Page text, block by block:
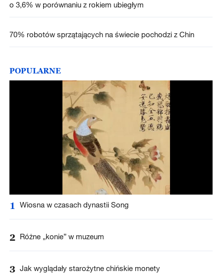
o 3,6% w porównaniu z rokiem ubiegłym
70% robotów sprzątających na świecie pochodzi z Chin
POPULARNE
1 Wiosna w czasach dynastii Song
2 Różne „konie” w muzeum
3 Jak wyglądały starożytne chińskie monety